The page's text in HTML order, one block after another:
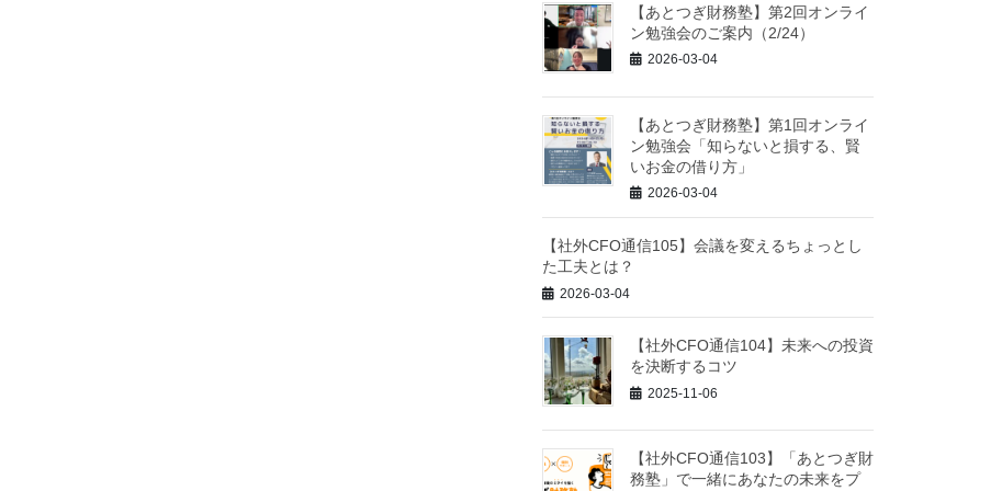
【あとつぎ財務塾】第2回オンライ
ン勉強会のご案内（2/24）
2026-03-04
【あとつぎ財務塾】第1回オンライ
ン勉強会「知らないと損する、賢
いお金の借り方」
2026-03-04
【社外CFO通信105】会議を変えるちょっとし
た工夫とは？
2026-03-04
【社外CFO通信104】未来への投資
を決断するコツ
2025-11-06
【社外CFO通信103】「あとつぎ財
務塾」で一緒にあなたの未来をプ